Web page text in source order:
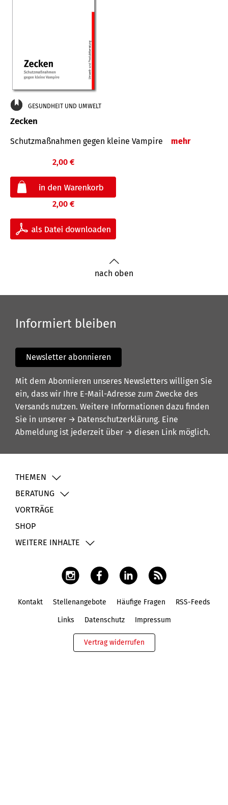
GESUNDHEIT UND UMWELT
Zecken
Schutz­maß­nahmen gegen kleine Vampire mehr
2,00 €
2,00 €
nach oben
Informiert bleiben
Newsletter abonnieren
Mit dem Abonnieren unseres Newsletters willigen Sie
ein, dass wir Ihre E-Mail-Adresse zum Zwecke des
Versands nutzen. Weitere Informationen dazu finden
Sie in unserer → Datenschutzerklärung. Eine
Abmeldung ist jederzeit über → diesen Link möglich.
THEMEN
BERATUNG
VORTRÄGE
SHOP
WEITERE INHALTE
Kontakt Stellenangebote Häufige Fragen RSS-Feeds
Links Datenschutz Impressum
Vertrag widerrufen